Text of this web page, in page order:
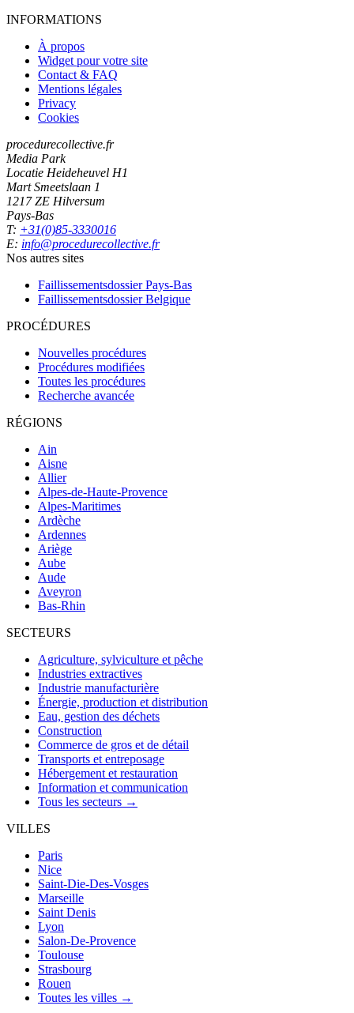
INFORMATIONS
À propos
Widget pour votre site
Contact & FAQ
Mentions légales
Privacy
Cookies
procedurecollective.fr
Media Park
Locatie Heideheuvel H1
Mart Smeetslaan 1
1217 ZE Hilversum
Pays-Bas
T: +31(0)85-3330016
E: info@procedurecollective.fr
Nos autres sites
Faillissementsdossier Pays-Bas
Faillissementsdossier Belgique
PROCÉDURES
Nouvelles procédures
Procédures modifiées
Toutes les procédures
Recherche avancée
RÉGIONS
Ain
Aisne
Allier
Alpes-de-Haute-Provence
Alpes-Maritimes
Ardèche
Ardennes
Ariège
Aube
Aude
Aveyron
Bas-Rhin
SECTEURS
Agriculture, sylviculture et pêche
Industries extractives
Industrie manufacturière
Énergie, production et distribution
Eau, gestion des déchets
Construction
Commerce de gros et de détail
Transports et entreposage
Hébergement et restauration
Information et communication
Tous les secteurs →
VILLES
Paris
Nice
Saint-Die-Des-Vosges
Marseille
Saint Denis
Lyon
Salon-De-Provence
Toulouse
Strasbourg
Rouen
Toutes les villes →